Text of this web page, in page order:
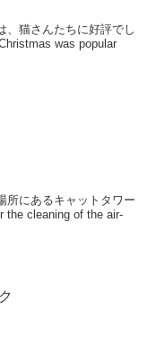
、猫さんたちに好評でし
was popular
所にあるキャットタワー
cleaning of the air-